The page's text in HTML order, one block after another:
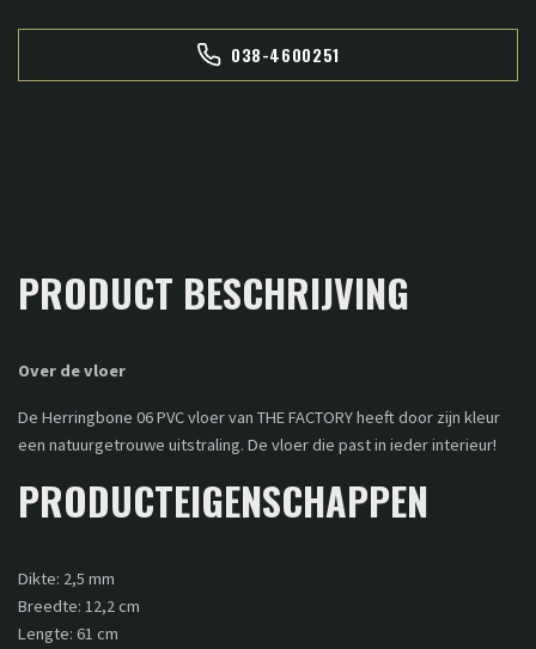
038-4600251
PRODUCT BESCHRIJVING
Over de vloer
De Herringbone 06 PVC vloer van THE FACTORY heeft door zijn kleur
een natuurgetrouwe uitstraling. De vloer die past in ieder interieur!
PRODUCTEIGENSCHAPPEN
Dikte: 2,5 mm
Breedte: 12,2 cm
Lengte: 61 cm